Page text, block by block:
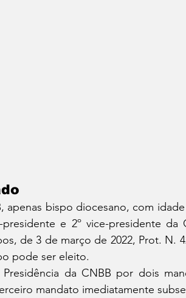
apenas bispo diocesano, com
e 2º vice-presidente da
de 3 de março de 2022, Prot. N.
pode ser eleito.
da CNBB por dois
mandato imediatamente